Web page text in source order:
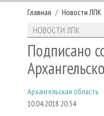
Главная Новости ЛПК
НОВОСТИ ЛПК
Подписано
Архангельская область
10.04.2018 20:54